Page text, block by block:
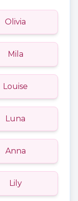
Olivia
Mila
Louise
Luna
Anna
Lily